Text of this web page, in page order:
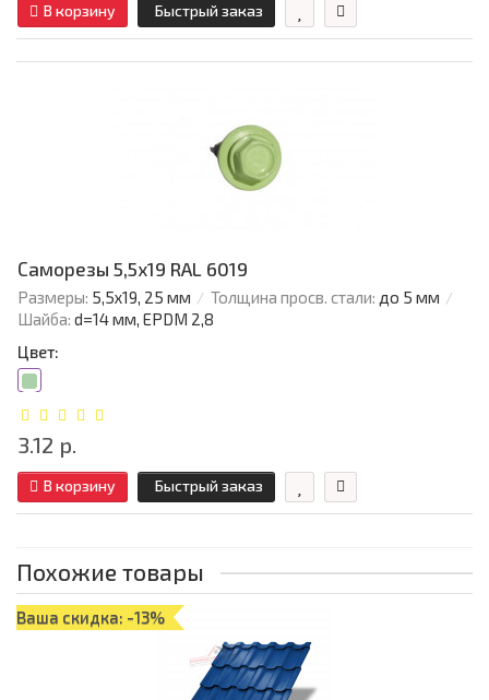
В корзину Быстрый заказ
Саморезы 5,5х19 RAL 6019
Размеры: 5,5х19, 25 мм Толщина просв. стали: до 5 мм
Шайба: d=14 мм, EPDM 2,8
Цвет:
3.12 р.
В корзину Быстрый заказ
Похожие товары
Ваша скидка: -13%